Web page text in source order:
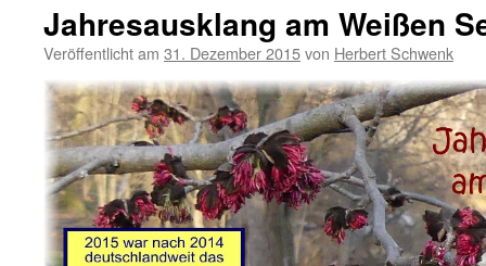
Jahresausklang am Weißen
Veröffentlicht am 31. Dezember 2015von Herbert Schwenk